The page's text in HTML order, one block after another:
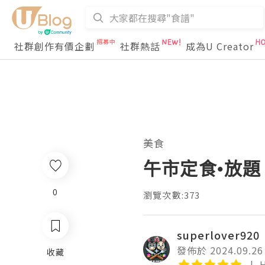
社群創作有價企劃 社群熱話 成為U Creator
0
收藏
美食
午市定食•放
瀏覽次數:373
superlover920
發佈於 2024.09.26